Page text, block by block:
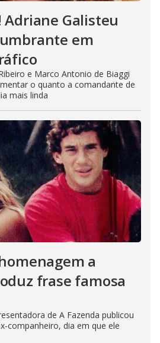
Adriane Galisteu
em
e Marco Antonio de Biaggi
o quanto a comandante de
mais linda
a
frase famosa
de A Fazenda publicou
companheiro, dia em que ele